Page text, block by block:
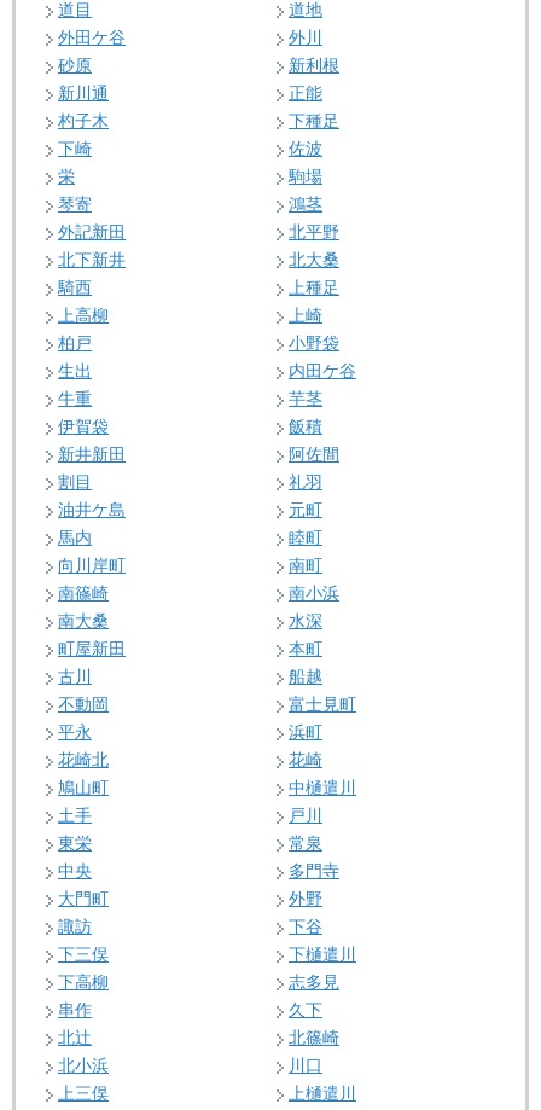
道目
道地
外田ケ谷
外川
砂原
新利根
新川通
正能
杓子木
下種足
下崎
佐波
栄
駒場
琴寄
鴻茎
外記新田
北平野
北下新井
北大桑
騎西
上種足
上高柳
上崎
柏戸
小野袋
生出
内田ケ谷
牛重
芋茎
伊賀袋
飯積
新井新田
阿佐間
割目
礼羽
油井ケ島
元町
馬内
睦町
向川岸町
南町
南篠崎
南小浜
南大桑
水深
町屋新田
本町
古川
船越
不動岡
富士見町
平永
浜町
花崎北
花崎
鳩山町
中樋遣川
土手
戸川
東栄
常泉
中央
多門寺
大門町
外野
諏訪
下谷
下三俣
下樋遣川
下高柳
志多見
串作
久下
北辻
北篠崎
北小浜
川口
上三俣
上樋遣川